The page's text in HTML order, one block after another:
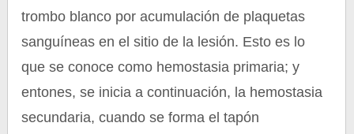
trombo blanco por acumulación de plaquetas
sanguíneas en el sitio de la lesión. Esto es lo
que se conoce como hemostasia primaria; y
entones, se inicia a continuación, la hemostasia
secundaria, cuando se forma el tapón